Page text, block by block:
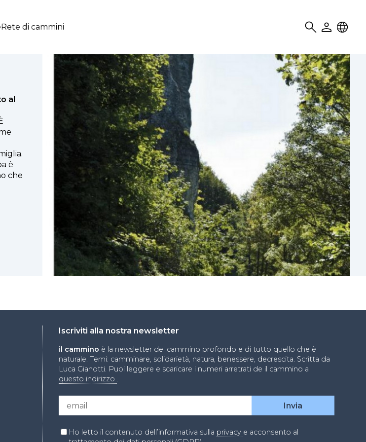
Rete di cammini SearchUser Locale
al
è
che
Iscriviti alla nostra newsletter
il cammino è la newsletter del cammino profondo e di tutto quello che è
naturale. Temi: camminare, solidarietà, natura, benessere, decrescita. Scritta da
Luca Gianotti. Puoi leggere e scaricare i numeri arretrati de il cammino a
questo indirizzo .
Ho letto il contenuto dell’informativa sulla privacy e acconsento al